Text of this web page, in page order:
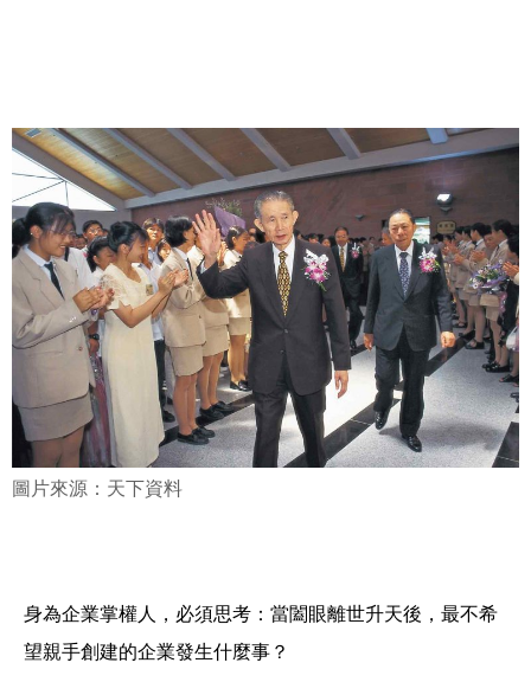
圖片來源：天下資料
身為企業掌權人，必須思考：當闔眼離世升天後，最不希
望親手創建的企業發生什麼事？